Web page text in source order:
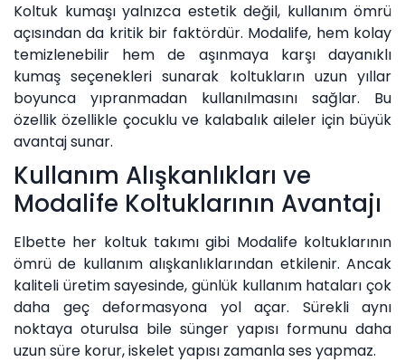
Koltuk kumaşı yalnızca estetik değil, kullanım ömrü
açısından da kritik bir faktördür. Modalife, hem kolay
temizlenebilir hem de aşınmaya karşı dayanıklı
kumaş seçenekleri sunarak koltukların uzun yıllar
boyunca yıpranmadan kullanılmasını sağlar. Bu
özellik özellikle çocuklu ve kalabalık aileler için büyük
avantaj sunar.
Kullanım Alışkanlıkları ve
Modalife Koltuklarının Avantajı
Elbette her koltuk takımı gibi Modalife koltuklarının
ömrü de kullanım alışkanlıklarından etkilenir. Ancak
kaliteli üretim sayesinde, günlük kullanım hataları çok
daha geç deformasyona yol açar. Sürekli aynı
noktaya oturulsa bile sünger yapısı formunu daha
uzun süre korur, iskelet yapısı zamanla ses yapmaz.